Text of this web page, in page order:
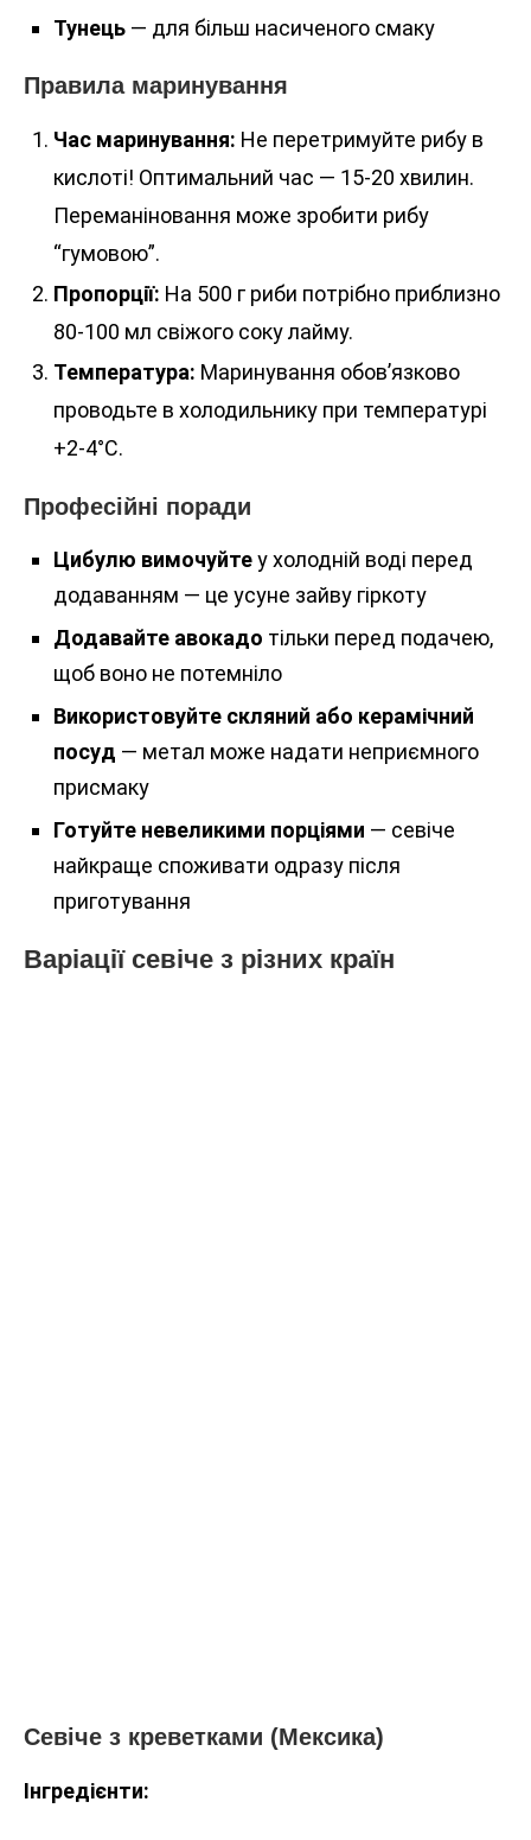
Тунець — для більш насиченого смаку
Правила маринування
Час маринування: Не перетримуйте рибу в
кислоті! Оптимальний час — 15-20 хвилин.
Переманіновання може зробити рибу
“гумовою”.
Пропорції: На 500 г риби потрібно приблизно
80-100 мл свіжого соку лайму.
Температура: Маринування обов’язково
проводьте в холодильнику при температурі
+2-4°C.
Професійні поради
Цибулю вимочуйтеу холодній воді перед
додаванням — це усуне зайву гіркоту
Додавайте авокадо тільки перед подачею,
щоб воно не потемніло
Використовуйте скляний або керамічний
посуд — метал може надати неприємного
присмаку
Готуйте невеликими порціями — севіче
найкраще споживати одразу після
приготування
Варіації севіче з різних країн
Севіче з креветками (Мексика)
Інгредієнти: